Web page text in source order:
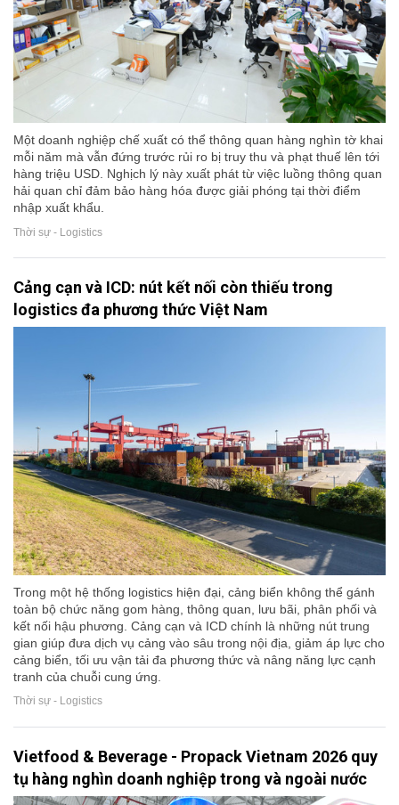
Một doanh nghiệp chế xuất có thể thông quan hàng nghìn tờ khai
mỗi năm mà vẫn đứng trước rủi ro bị truy thu và phạt thuế lên tới
hàng triệu USD. Nghịch lý này xuất phát từ việc luồng thông quan
hải quan chỉ đảm bảo hàng hóa được giải phóng tại thời điểm
nhập xuất khẩu.
Thời sự - Logistics
Cảng cạn và ICD: nút kết nối còn thiếu trong
logistics đa phương thức Việt Nam
Trong một hệ thống logistics hiện đại, cảng biển không thể gánh
toàn bộ chức năng gom hàng, thông quan, lưu bãi, phân phối và
kết nối hậu phương. Cảng cạn và ICD chính là những nút trung
gian giúp đưa dịch vụ cảng vào sâu trong nội địa, giảm áp lực cho
cảng biển, tối ưu vận tải đa phương thức và nâng năng lực cạnh
tranh của chuỗi cung ứng.
Thời sự - Logistics
Vietfood & Beverage - Propack Vietnam 2026 quy
tụ hàng nghìn doanh nghiệp trong và ngoài nước